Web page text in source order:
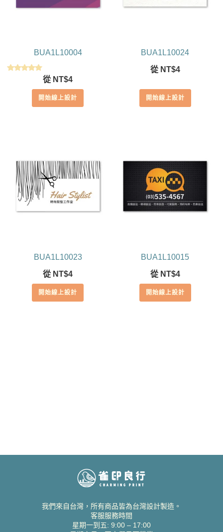
BUA1L10004
滿分 5
從 NT$4
開始線上設計
BUA1L10024
從 NT$4
開始線上設計
BUA1L10023
從 NT$4
開始線上設計
BUA1L10015
從 NT$4
開始線上設計
我們來自台灣，所有商品皆為台灣設計製造。
客服服務時間
星期一到五: 9:00 – 17:00